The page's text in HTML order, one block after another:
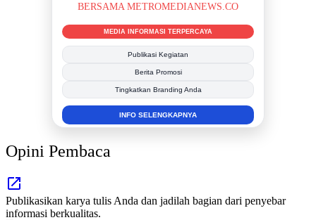
BERSAMA METROMEDIANEWS.CO
MEDIA INFORMASI TERPERCAYA
Publikasi Kegiatan
Berita Promosi
Tingkatkan Branding Anda
INFO SELENGKAPNYA
Opini Pembaca
Publikasikan karya tulis Anda dan jadilah bagian dari penyebar
informasi berkualitas.